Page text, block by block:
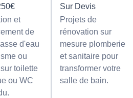
et
de
d'eau
ou
toilette
ou WC
Sur Devis
Projets de
rénovation sur
mesure plomberie
et sanitaire pour
transformer votre
salle de bain.